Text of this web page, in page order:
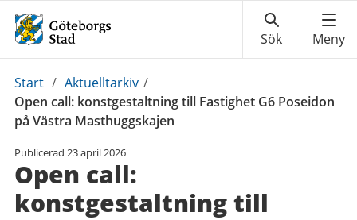
Du
är
här:
Start / Aktuelltarkiv /
Open call: konstgestaltning till Fastighet G6 Poseidon
på Västra Masthuggskajen
Publicerad 23 april 2026
Open call:
konstgestaltning till